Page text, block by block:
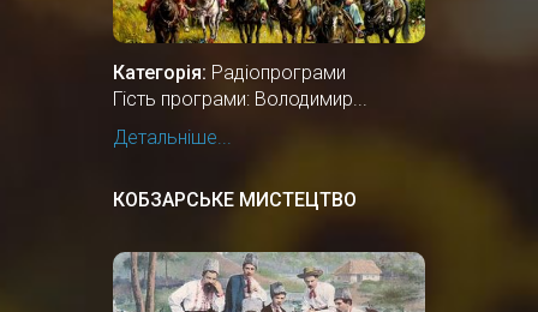
Категорія: Радіопрограми
Гість програми: Володимир...
Детальніше...
КОБЗАРСЬКЕ МИСТЕЦТВО